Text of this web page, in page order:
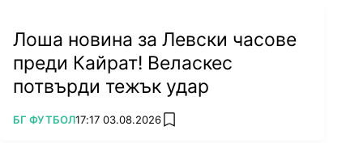
Лоша новина за Левски часове
преди Кайрат! Веласкес
потвърди тежък удар
ПОВЕЧЕ ОТ
БГ ФУТБОЛ17:17 03.08.2026 add favorites